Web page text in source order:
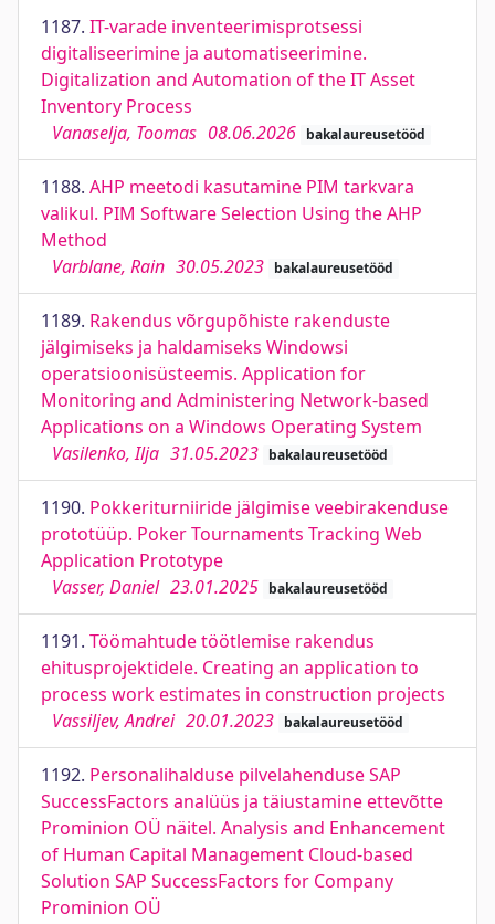
1187. IT-varade inventeerimisprotsessi
digitaliseerimine ja automatiseerimine.
Digitalization and Automation of the IT Asset
Inventory Process
Vanaselja, Toomas 08.06.2026 bakalaureusetööd
1188. AHP meetodi kasutamine PIM tarkvara
valikul. PIM Software Selection Using the AHP
Method
Varblane, Rain 30.05.2023 bakalaureusetööd
1189. Rakendus võrgupõhiste rakenduste
jälgimiseks ja haldamiseks Windowsi
operatsioonisüsteemis. Application for
Monitoring and Administering Network-based
Applications on a Windows Operating System
Vasilenko, Ilja 31.05.2023 bakalaureusetööd
1190. Pokkeriturniiride jälgimise veebirakenduse
prototüüp. Poker Tournaments Tracking Web
Application Prototype
Vasser, Daniel 23.01.2025 bakalaureusetööd
1191. Töömahtude töötlemise rakendus
ehitusprojektidele. Creating an application to
process work estimates in construction projects
Vassiljev, Andrei 20.01.2023 bakalaureusetööd
1192. Personalihalduse pilvelahenduse SAP
SuccessFactors analüüs ja täiustamine ettevõtte
Prominion OÜ näitel. Analysis and Enhancement
of Human Capital Management Cloud-based
Solution SAP SuccessFactors for Company
Prominion OÜ